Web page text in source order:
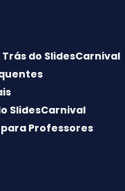
Trás do SlidesCarnival
SlidesCarnival
Professores